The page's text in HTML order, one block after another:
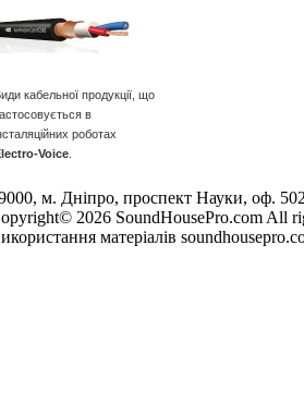
кабельної продукції, що
в
роботах
Voice
м. Дніпро, проспект Науки, оф.
2026 SoundHousePro.com All
матеріалів